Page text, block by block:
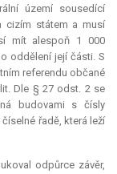
území sousedící
cizím státem a musí
mít alespoň 1 000
oddělení její části. S
referendu občané
Dle § 27 odst. 2 se
budovami s čísly
řadě, která leží
odpůrce závěr,